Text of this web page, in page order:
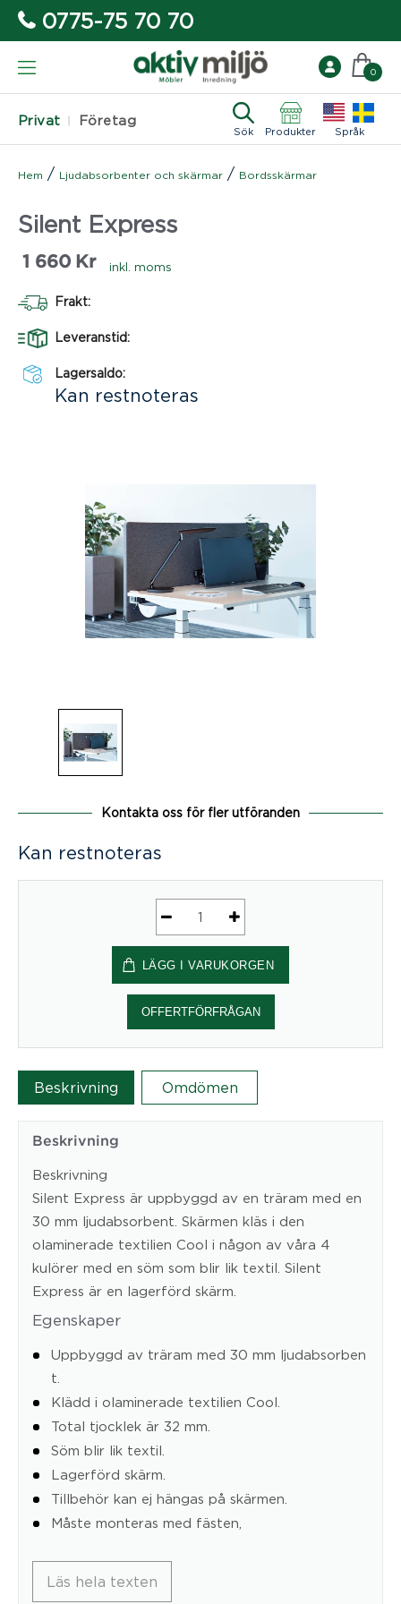
0775-75 70 70
Privat Företag
Sök Produkter Språk
0
Hem / Ljudabsorbenter och skärmar / Bordsskärmar
Silent Express
1 660 Kr inkl. moms
Frakt:
Leveranstid:
Lagersaldo:
Kan restnoteras
Kontakta oss för fler utföranden
Kan restnoteras
Express
mängd
LÄGG I VARUKORGEN
OFFERTFÖRFRÅGAN
Beskrivning Omdömen
Beskrivning
Beskrivning
Silent Express är uppbyggd av en träram med en
30 mm ljudabsorbent. Skärmen kläs i den
olaminerade textilien Cool i någon av våra 4
kulörer med en söm som blir lik textil. Silent
Express är en lagerförd skärm.
Egenskaper
Uppbyggd av träram med 30 mm ljudabsorben
t.
Klädd i olaminerade textilien Cool.
Total tjocklek är 32 mm.
Söm blir lik textil.
Lagerförd skärm.
Tillbehör kan ej hängas på skärmen.
Måste monteras med fästen,
Läs hela texten